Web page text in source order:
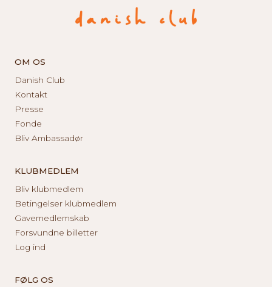
OM OS
Danish Club
Kontakt
Presse
Fonde
Bliv Ambassadør
KLUBMEDLEM
Bliv klubmedlem
Betingelser klubmedlem
Gavemedlemskab
Forsvundne billetter
Log ind
FØLG OS